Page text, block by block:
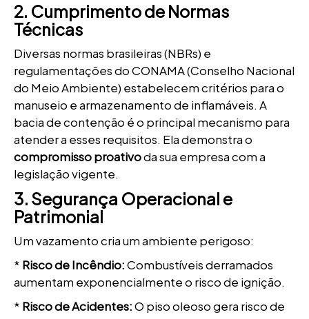
2. Cumprimento de Normas
Técnicas
Diversas normas brasileiras (NBRs) e
regulamentações do CONAMA (Conselho Nacional
do Meio Ambiente) estabelecem critérios para o
manuseio e armazenamento de inflamáveis. A
bacia de contenção é o principal mecanismo para
atender a esses requisitos. Ela demonstra o
compromisso proativoda sua empresa com a
legislação vigente.
3. Segurança Operacional e
Patrimonial
Um vazamento cria um ambiente perigoso:
* Risco de Incêndio:Combustíveis derramados
aumentam exponencialmente o risco de ignição.
* Risco de Acidentes:O piso oleoso gera risco de